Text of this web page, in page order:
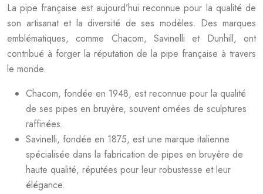
La pipe française est aujourd’hui reconnue pour la qualité de
son artisanat et la diversité de ses modèles. Des marques
emblématiques, comme Chacom, Savinelli et Dunhill, ont
contribué à forger la réputation de la pipe française à travers
le monde.
Chacom, fondée en 1948, est reconnue pour la qualité
de ses pipes en bruyère, souvent ornées de sculptures
raffinées.
Savinelli, fondée en 1875, est une marque italienne
spécialisée dans la fabrication de pipes en bruyère de
haute qualité, réputées pour leur robustesse et leur
élégance.